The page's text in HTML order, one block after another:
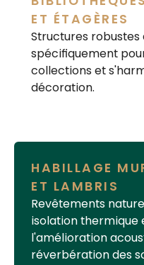
ET ÉTAGÈRES
Structures
spécifiquement
collections et
décoration.
HABILLAGE
ET LAMBRIS
Revêtements
isolation thermique
l'amélioration
réverbération des